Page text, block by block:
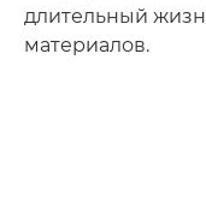
длительный
материалов.